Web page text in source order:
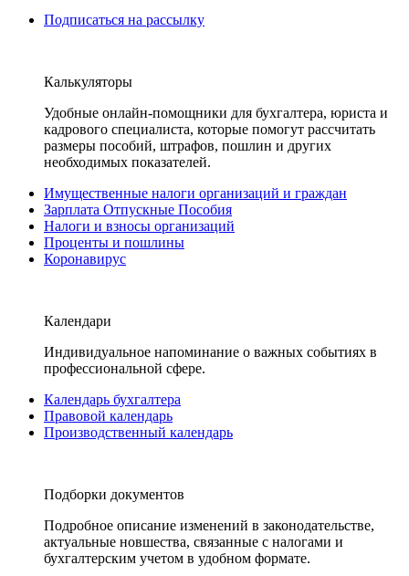
Подписаться на рассылку
Калькуляторы
Удобные онлайн-помощники для бухгалтера, юриста и
кадрового специалиста, которые помогут рассчитать
размеры пособий, штрафов, пошлин и других
необходимых показателей.
Имущественные налоги организаций и граждан
Зарплата Отпускные Пособия
Налоги и взносы организаций
Проценты и пошлины
Коронавирус
Календари
Индивидуальное напоминание о важных событиях в
профессиональной сфере.
Календарь бухгалтера
Правовой календарь
Производственный календарь
Подборки документов
Подробное описание изменений в законодательстве,
актуальные новшества, связанные с налогами и
бухгалтерским учетом в удобном формате.